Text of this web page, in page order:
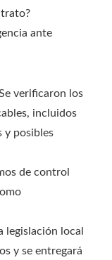
ante
verificaron los
incluidos
y posibles
de control
legislación local
y se entregará